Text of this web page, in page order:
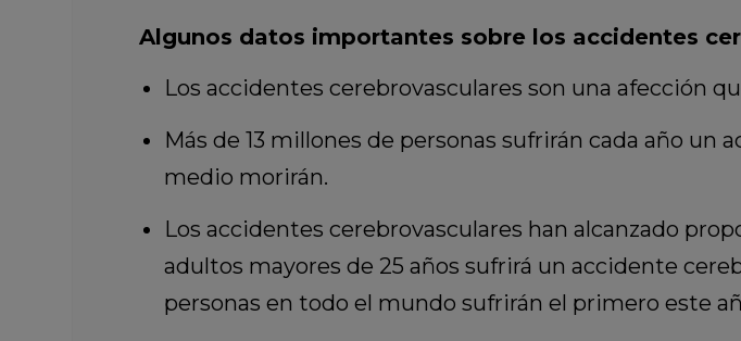
Algunos datos importantes sobre los accidentes
Los accidentes cerebrovasculares son una afección
Más de 13 millones de personas sufrirán cada año
medio morirán.
Los accidentes cerebrovasculares han alcanzado
adultos mayores de 25 años sufrirá un accidente
personas en todo el mundo sufrirán el primero este